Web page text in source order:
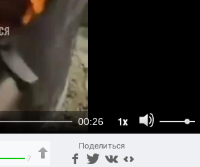
00:26 1x
7
Поделиться